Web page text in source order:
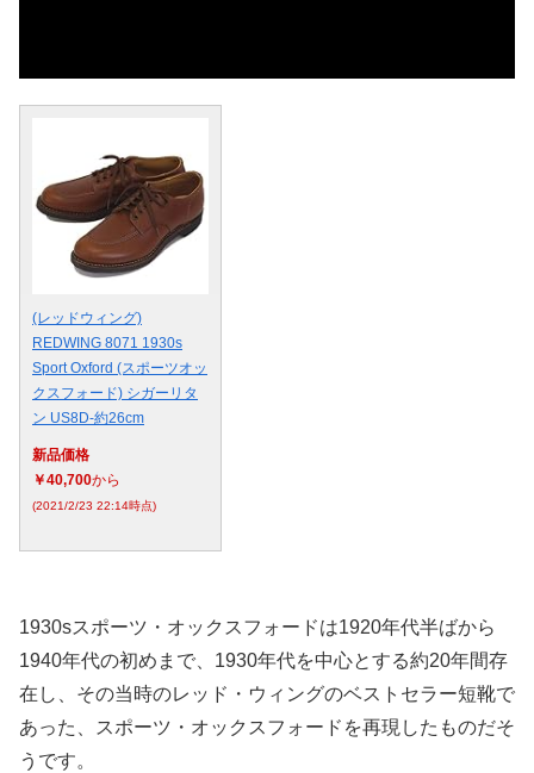
(レッドウィング)
REDWING 8071 1930s
Sport Oxford (スポーツオッ
クスフォード) シガーリタ
ン US8D-約26cm
新品価格
￥40,700から
(2021/2/23 22:14時点)
1930sスポーツ・オックスフォードは1920年代半ばから
1940年代の初めまで、1930年代を中心とする約20年間存
在し、その当時のレッド・ウィングのベストセラー短靴で
あった、スポーツ・オックスフォードを再現したものだそ
うです。